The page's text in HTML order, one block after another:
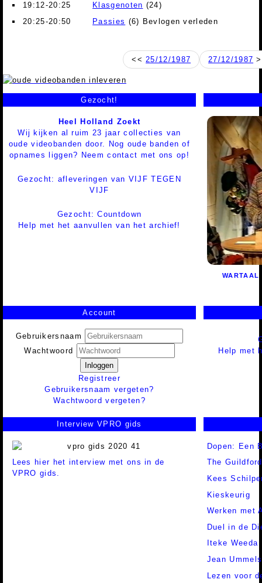
19:12-20:25
Klasgenoten (24)
20:25-20:50
Passies (6) Bevlogen verleden
<< 25/12/1987 27/12/1987
Gezocht!
Heel Holland Zoekt
Wij kijken al ruim 23 jaar collecties van
oude videobanden door. Nog oude banden of
opnames liggen? Neem contact met ons op!
Gezocht: afleveringen van VIJF TEGEN
VIJF
Gezocht: Countdown
Help met het aanvullen van het archief!
WARTAAL
Account
Gebruikersnaam
Wachtwoord
Inloggen
Registreer
Gebruikersnaam vergeten?
Wachtwoord vergeten?
Help met
Interview VPRO gids
Lees hier het interview met ons in de
VPRO gids.
Dopen: Een
The
Kees
Kieskeurig
Werken met
Duel in de
Iteke Weeda
Jean Ummels
Lezen voor